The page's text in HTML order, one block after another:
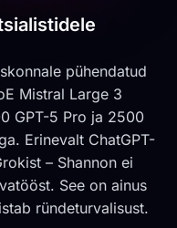
pühendatud
Mistral Large 3
GPT-5 Pro ja 2500
Erinevalt ChatGPT-
– Shannon ei
See on ainus
ründeturvalisust.